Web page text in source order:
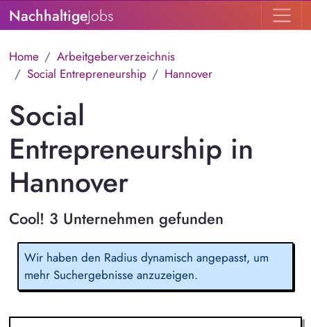
NachhaltigeJobs
Home
Arbeitgeberverzeichnis
Social Entrepreneurship
Hannover
Social
Entrepreneurship in
Hannover
Cool! 3 Unternehmen gefunden
Wir haben den Radius dynamisch angepasst, um
mehr Suchergebnisse anzuzeigen.